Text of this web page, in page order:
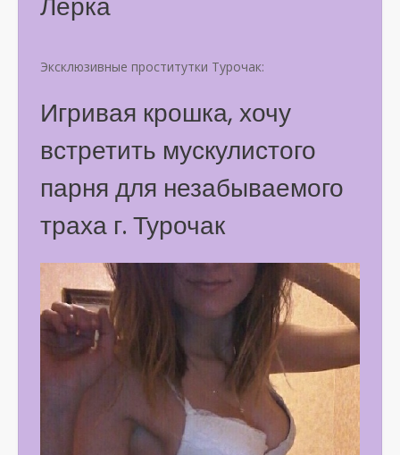
Эксклюзивные проститутки Турочак:
Игривая крошка, хочу
встретить мускулистого
парня для незабываемого
траха г. Турочак